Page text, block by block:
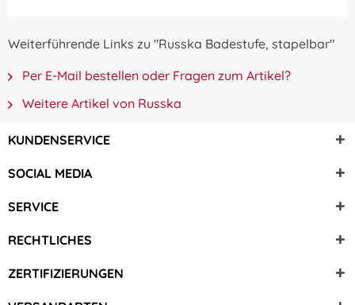
Weiterführende Links zu "Russka Badestufe, stapelbar"
Per E-Mail bestellen oder Fragen zum Artikel?
Weitere Artikel von Russka
KUNDENSERVICE
SOCIAL MEDIA
SERVICE
RECHTLICHES
ZERTIFIZIERUNGEN